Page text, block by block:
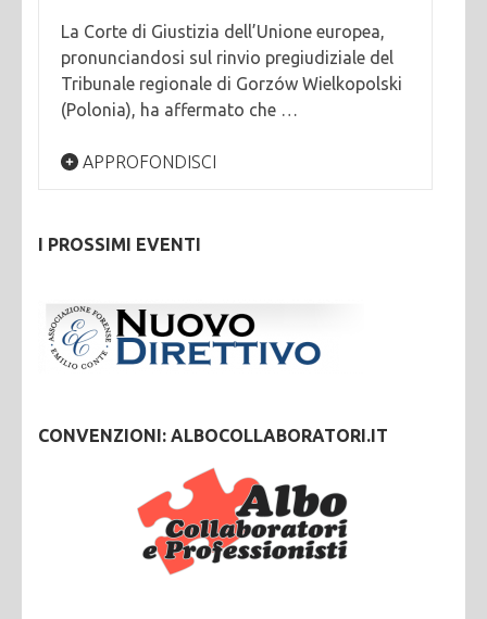
La Corte di Giustizia dell’Unione europea,
pronunciandosi sul rinvio pregiudiziale del
Tribunale regionale di Gorzów Wielkopolski
(Polonia), ha affermato che …
APPROFONDISCI
I PROSSIMI EVENTI
CONVENZIONI: ALBOCOLLABORATORI.IT